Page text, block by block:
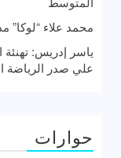
محمد علاء “لوكا”
ياسر إدريس:
علي صدر الرياضة
حوارات